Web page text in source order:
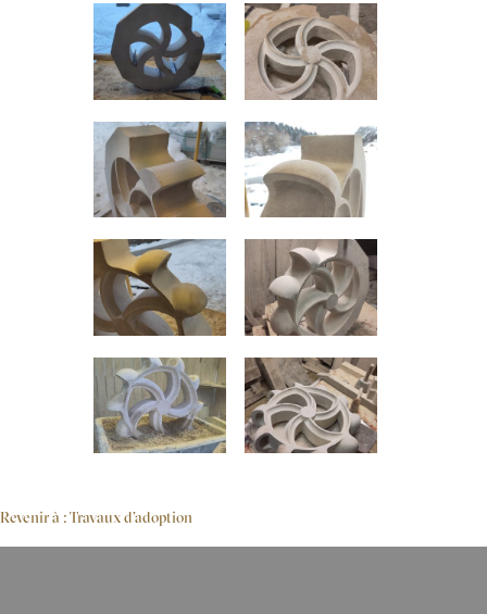
Revenir à : Travaux d’adoption